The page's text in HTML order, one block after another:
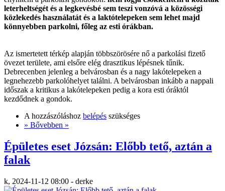
leterheltségét és a legkevésbé sem teszi vonzóvá a közösségi
közlekedés használatát és a laktótelepeken sem lehet majd
könnyebben parkolni, főleg az esti órákban.
Az ismertetett térkép alapján többszörösére nő a parkolási fizető
övezet területe, ami elsőre elég drasztikus lépésnek tűnik.
Debrecenben jelenleg a belvárosban és a nagy lakótelepeken a
legnehezebb parkolóhelyet találni. A belvárosban inkább a nappali
időszak a kritikus a lakótelepeken pedig a kora esti óráktól
kezdődnek a gondok.
A hozzászóláshoz belépés szükséges
» Bővebben »
Épületes eset Józsán: Előbb tető, aztán a
falak
k, 2024-11-12 08:00 - derke